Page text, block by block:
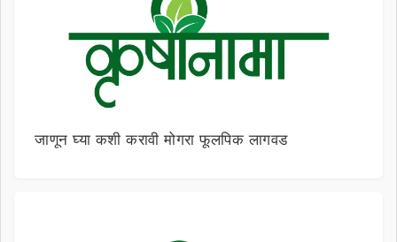
जाणून घ्या कशी करावी मोगरा फूलपिक लागवड